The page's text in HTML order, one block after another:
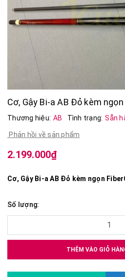
Cơ, Gậy Bi-a AB Đỏ kèm
Thương hiệu: AB Tình trạng: Sẵn
Phản hồi về sản phẩm
2.199.000₫
Cơ, Gậy Bi-a AB Đỏ kèm ngọn
Số lượng:
THÊM VÀO GIỎ